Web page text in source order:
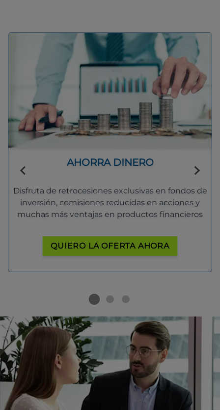
AHORRA DINERO
Disfruta de retrocesiones exclusivas en fondos de
inversión, comisiones reducidas en acciones y
muchas más ventajas en productos financieros
QUIERO LA OFERTA AHORA